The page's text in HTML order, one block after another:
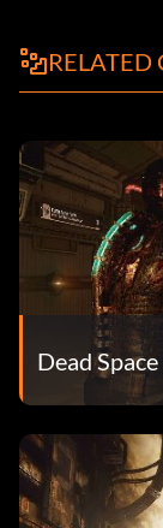
RELATED
Dead